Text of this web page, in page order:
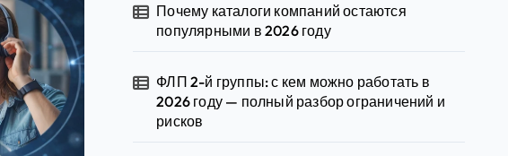
Почему каталоги компаний остаются
популярными в 2026 году
ФЛП 2-й группы: с кем можно работать в
2026 году — полный разбор ограничений и
рисков